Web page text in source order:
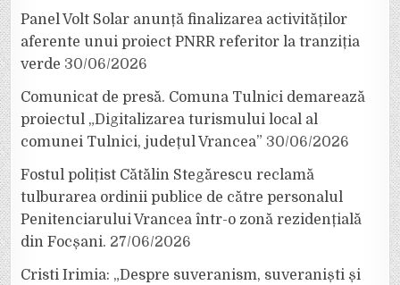
Panel Volt Solar anunță finalizarea activităților
aferente unui proiect PNRR referitor la tranziția
verde 30/06/2026
Comunicat de presă. Comuna Tulnici demarează
proiectul „Digitalizarea turismului local al
comunei Tulnici, județul Vrancea” 30/06/2026
Fostul polițist Cătălin Stegărescu reclamă
tulburarea ordinii publice de către personalul
Penitenciarului Vrancea într-o zonă rezidențială
din Focșani. 27/06/2026
Cristi Irimia: „Despre suveranism, suveraniști și